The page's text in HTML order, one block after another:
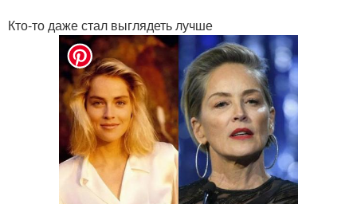
Кто-то даже стал выглядеть лучше